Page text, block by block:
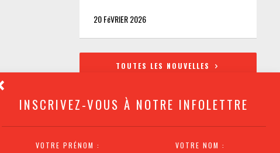
INSCRIVEZ-VOUS À NOTRE INFOLETTRE
VOTRE PRÉNOM : VOTRE NOM :
20 FéVRIER 2026
TOUTES LES NOUVELLES